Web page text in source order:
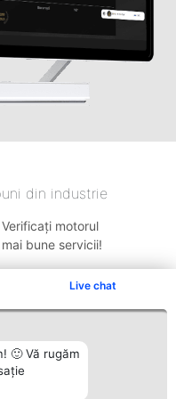
Live chat
🙂 Vă rugăm
din industrie
motorul
bune servicii!